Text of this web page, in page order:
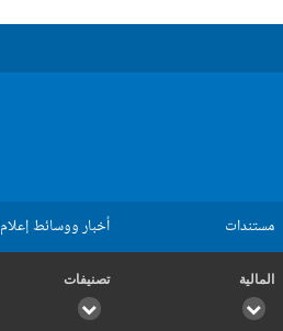
مستندات أخبار ووسائط إعلام
المالية تصنيفات